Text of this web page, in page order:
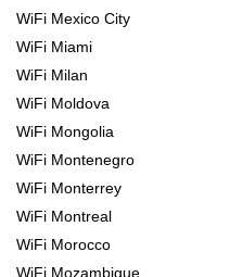
WiFi Mexico City
WiFi Miami
WiFi Milan
WiFi Moldova
WiFi Mongolia
WiFi Montenegro
WiFi Monterrey
WiFi Montreal
WiFi Morocco
WiFi Mozambique